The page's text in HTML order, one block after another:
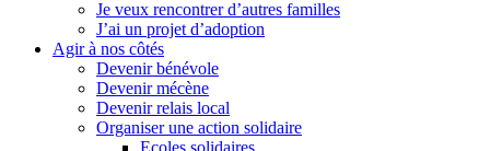
Je veux rencontrer d’autres familles
J’ai un projet d’adoption
Agir à nos côtés
Devenir bénévole
Devenir mécène
Devenir relais local
Organiser une action solidaire
Ecoles solidaires